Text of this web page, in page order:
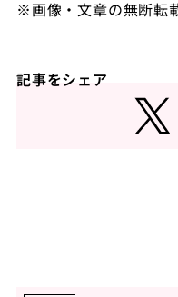
※画像・文章の無断転
記事をシェア